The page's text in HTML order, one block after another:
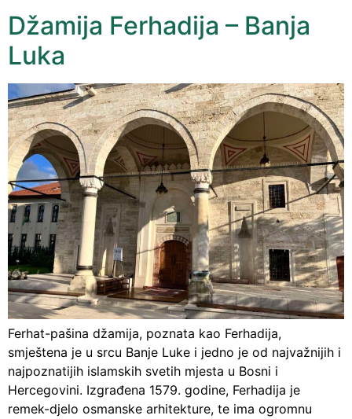
Džamija Ferhadija – Banja
Luka
Ferhat-pašina džamija, poznata kao Ferhadija,
smještena je u srcu Banje Luke i jedno je od najvažnijih i
najpoznatijih islamskih svetih mjesta u Bosni i
Hercegovini. Izgrađena 1579. godine, Ferhadija je
remek-djelo osmanske arhitekture, te ima ogromnu